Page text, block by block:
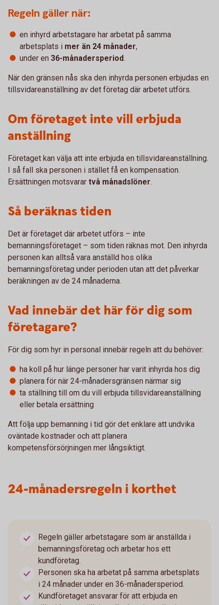
Regeln gäller när:
en inhyrd arbetstagare har arbetat på samma
arbetsplats i mer än 24 månader,
under en 36-månadersperiod.
När den gränsen nås ska den inhyrda personen erbjudas en
tillsvidareanställning av det företag där arbetet utförs.
Om företaget inte vill erbjuda
anställning
Företaget kan välja att inte erbjuda en tillsvidareanställning.
I så fall ska personen i stället få en kompensation.
Ersättningen motsvarar två månadslöner.
Så beräknas tiden
Det är företaget där arbetet utförs – inte
bemanningsföretaget – som tiden räknas mot. Den inhyrda
personen kan alltså vara anställd hos olika
bemanningsföretag under perioden utan att det påverkar
beräkningen av de 24 månaderna.
Vad innebär det här för dig som
företagare?
För dig som hyr in personal innebär regeln att du behöver:
ha koll på hur länge personer har varit inhyrda hos dig
planera för när 24-månadersgränsen närmar sig
ta ställning till om du vill erbjuda tillsvidareanställning
eller betala ersättning
Att följa upp bemanning i tid gör det enklare att undvika
oväntade kostnader och att planera
kompetensförsörjningen mer långsiktigt.
24-månadersregeln i korthet
Regeln gäller arbetstagare som är anställda i
bemanningsföretag och arbetar hos ett
kundföretag.
Personen ska ha arbetat på samma arbetsplats
i 24 månader under en 36-månadersperiod.
Kundföretaget ansvarar för att erbjuda en